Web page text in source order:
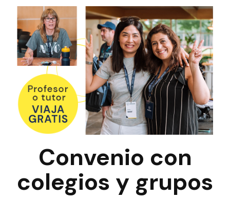
Convenio con
colegios y grupos